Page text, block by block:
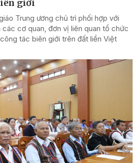
giới
Trung ương chủ trì phối hợp với
các cơ quan, đơn vị liên quan tổ chức
tác biên giới trên đất liền Việt